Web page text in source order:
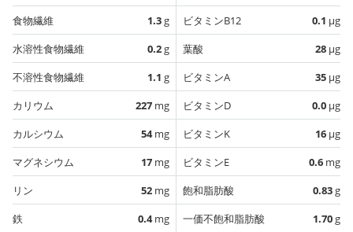
食物繊維
1.3g
水溶性食物繊維
0.2g
不溶性食物繊維
1.1 g
カリウム
227 mg
カルシウム
54mg
マグネシウム
17 mg
リン
52 mg
鉄
0.4mg
ビタミンB12
0.1 µg
葉酸
28 µg
ビタミンA
35 µg
ビタミンD
0.0 µg
ビタミンK
16 µg
ビタミンE
0.6 mg
飽和脂肪酸
0.83g
一価不飽和脂肪酸
1.70g